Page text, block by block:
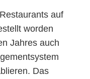
auf
worden
Jahres auch
Das